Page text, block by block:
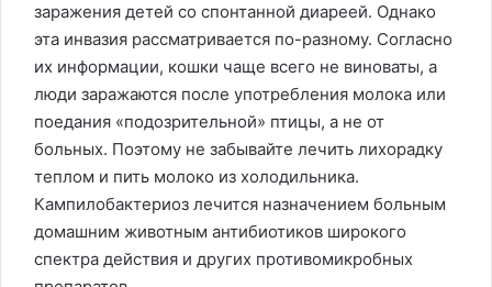
заражения детей со спонтанной диареей. Однако
эта инвазия рассматривается по-разному. Согласно
их информации, кошки чаще всего не виноваты, а
люди заражаются после употребления молока или
поедания «подозрительной» птицы, а не от
больных. Поэтому не забывайте лечить лихорадку
теплом и пить молоко из холодильника.
Кампилобактериоз лечится назначением больным
домашним животным антибиотиков широкого
спектра действия и других противомикробных